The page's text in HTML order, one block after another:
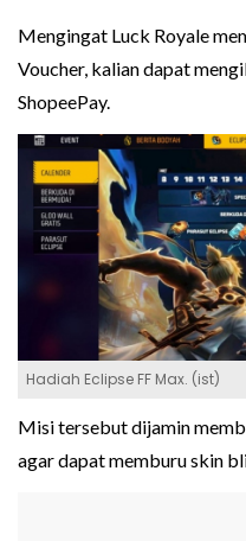
Mengingat Luck Royale
Voucher, kalian dapat
ShopeePay.
Hadiah Eclipse FF Max. (ist)
Misi tersebut dijamin
agar dapat memburu skin